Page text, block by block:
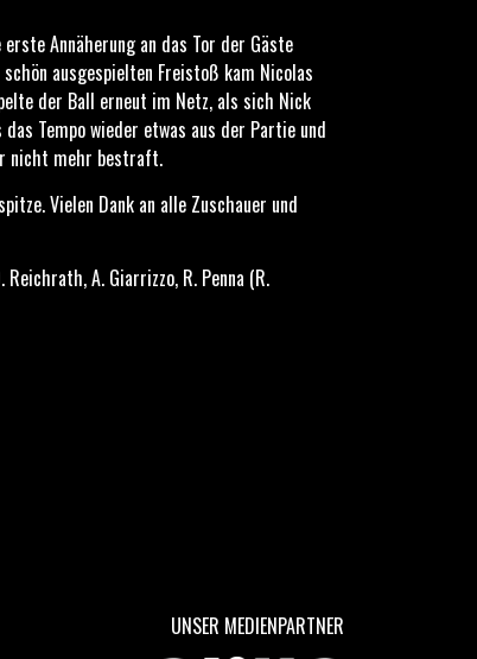
Annäherung an das Tor der Gäste
ausgespielten Freistoß kam Nicolas
der Ball erneut im Netz, als sich Nick
Tempo wieder etwas aus der Partie und
nicht mehr bestraft.
Vielen Dank an alle Zuschauer und
Reichrath, A. Giarrizzo, R. Penna (R.
UNSER MEDIENPARTNER